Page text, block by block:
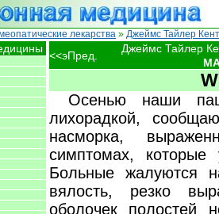
лекарства » Джеймс Тайлер
<<эПред.
Джеймс Тайлер
Осенью наши
лихорадкой,
насморка,
симптомах, которые
Больные жалуются
вялость, резко
оболочек полостей